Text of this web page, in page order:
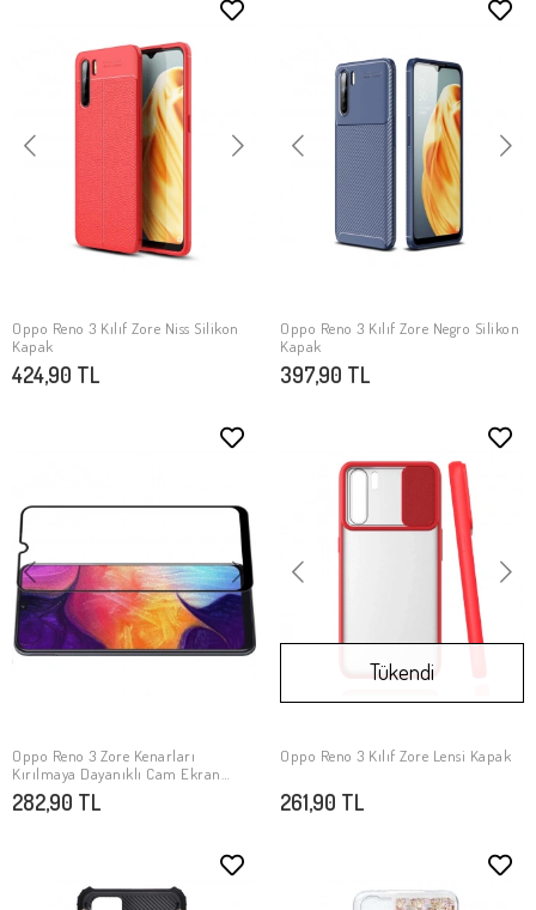
SEPETE EKLE
Oppo Reno 3 Kılıf Zore Niss Silikon
Kapak
424,90 TL
SEPETE EKLE
Oppo Reno 3 Kılıf Zore Negro Silikon
Kapak
397,90 TL
SEPETE EKLE
Oppo Reno 3 Zore Kenarları
Kırılmaya Dayanıklı Cam Ekran
Koruyucu
282,90 TL
Stokta Yok
Tükendi
Oppo Reno 3 Kılıf Zore Lensi Kapak
261,90 TL